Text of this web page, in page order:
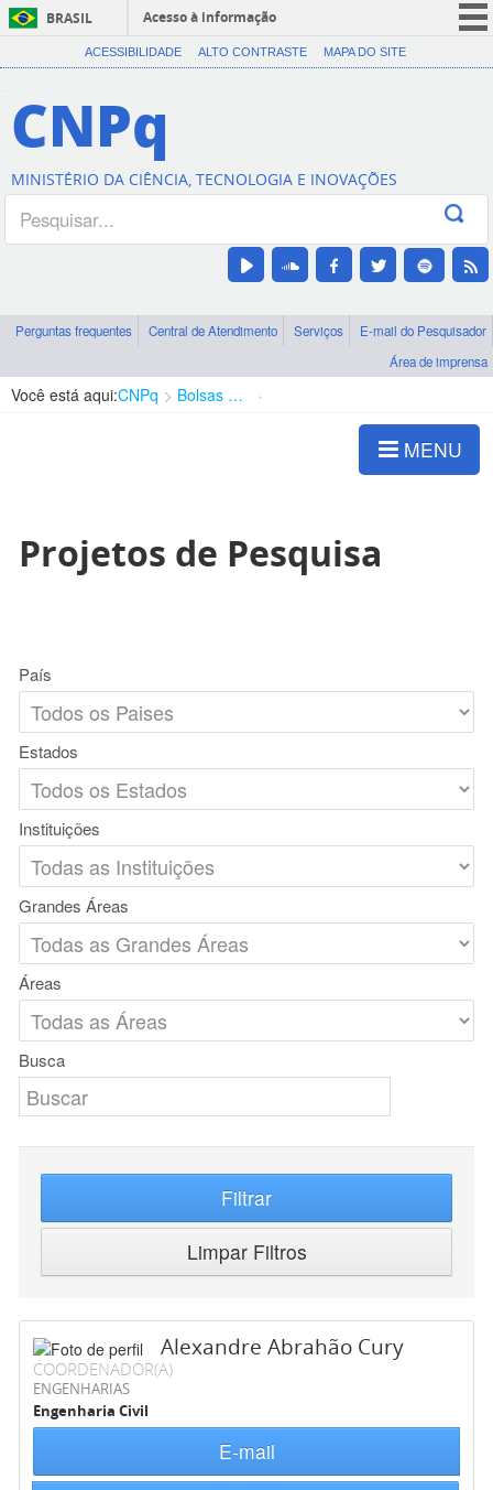
BRASIL
Acesso à informação
CORONAVÍRUS (COVID-19)
Canais
ACESSIBILIDADE ALTO CONTRASTE MAPA DO SITE
CNPq
MINISTÉRIO DA CIÊNCIA, TECNOLOGIA E INOVAÇÕES
Perguntas frequentes Central de Atendimento Serviços
E-mail do Pesquisador
Área de imprensa
Você está aqui:CNPq Bolsas e Auxílios Vigentes
MENU
Projetos de Pesquisa
País
Estados
Instituições
Grandes Áreas
Áreas
Busca
Filtrar
Limpar Filtros
Alexandre Abrahão Cury
COORDENADOR(A)
ENGENHARIAS
Engenharia Civil
E-mail